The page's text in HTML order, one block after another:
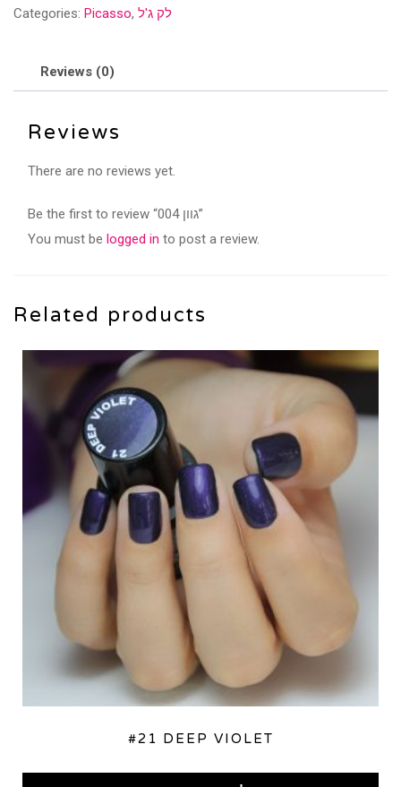
Categories: Picasso, לק ג'ל
Reviews (0)
Reviews
There are no reviews yet.
Be the first to review “גוון 004”
You must be logged in to post a review.
Related products
#21 DEEP VIOLET